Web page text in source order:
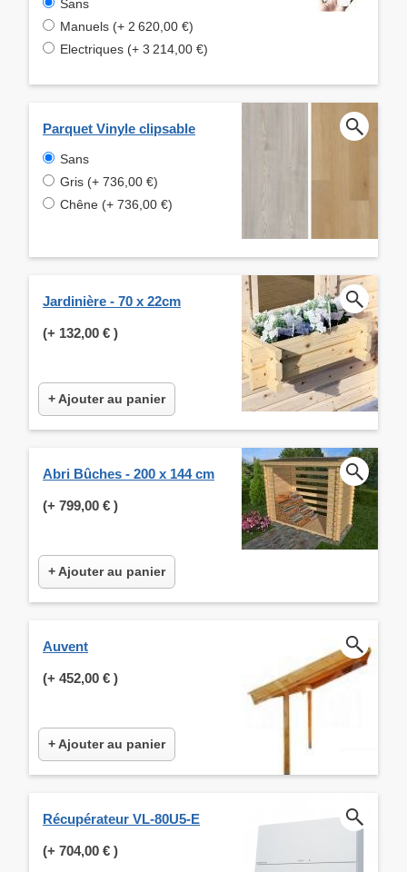
Sans
Manuels (+ 2 620,00 €)
Electriques (+ 3 214,00 €)
Parquet Vinyle clipsable
Sans
Gris (+ 736,00 €)
Chêne (+ 736,00 €)
Jardinière - 70 x 22cm
(+ 132,00 € )
+ Ajouter au panier
Abri Bûches - 200 x 144 cm
(+ 799,00 € )
+ Ajouter au panier
Auvent
(+ 452,00 € )
+ Ajouter au panier
Récupérateur VL-80U5-E
(+ 704,00 € )